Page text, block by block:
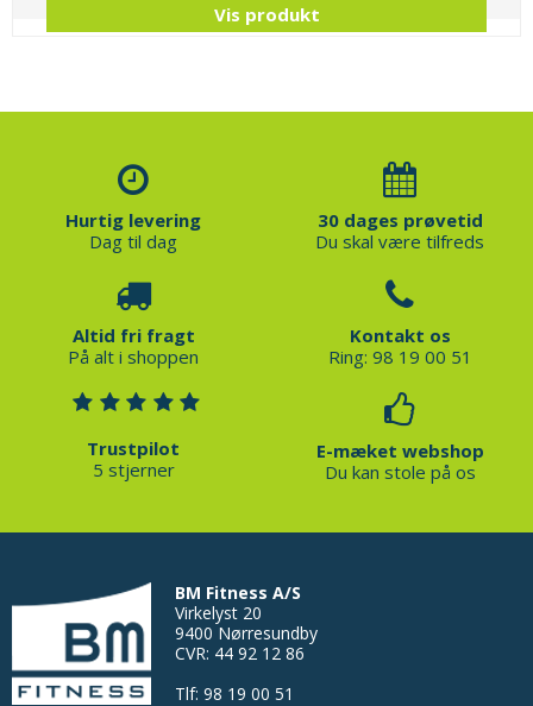
Vis produkt
Hurtig levering
Dag til dag
30 dages prøvetid
Du skal være tilfreds
Altid fri fragt
På alt i shoppen
Kontakt os
Ring: 98 19 00 51
Trustpilot
5 stjerner
E-mæket webshop
Du kan stole på os
BM Fitness A/S
Virkelyst 20
9400 Nørresundby
CVR: 44 92 12 86
Tlf: 98 19 00 51